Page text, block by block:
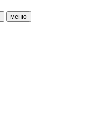
меню